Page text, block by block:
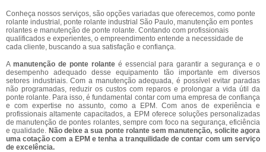
Conheça nossos serviços, são opções variadas que oferecemos, como ponte
rolante industrial, ponte rolante industrial São Paulo, manutenção em pontes
rolantes e manutenção de ponte rolante. Contando com profissionais
qualificados e experientes, o empreendimento entende a necessidade de
cada cliente, buscando a sua satisfação e confiança.
A manutenção de ponte rolanteé essencial para garantir a segurança e o
desempenho adequado desse equipamento tão importante em diversos
setores industriais. Com a manutenção adequada, é possível evitar paradas
não programadas, reduzir os custos com reparos e prolongar a vida útil da
ponte rolante. Para isso, é fundamental contar com uma empresa de confiança
e com expertise no assunto, como a EPM. Com anos de experiência e
profissionais altamente capacitados, a EPM oferece soluções personalizadas
de manutenção de pontes rolantes, sempre com foco na segurança, eficiência
e qualidade. Não deixe a sua ponte rolante sem manutenção, solicite agora
uma cotação com a EPM e tenha a tranquilidade de contar com um serviço
de excelência.